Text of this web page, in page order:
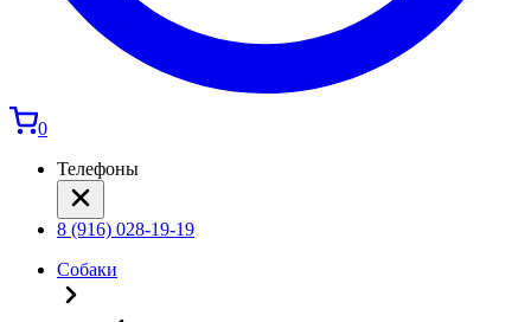
0
Телефоны
8 (916) 028-19-19
Собаки